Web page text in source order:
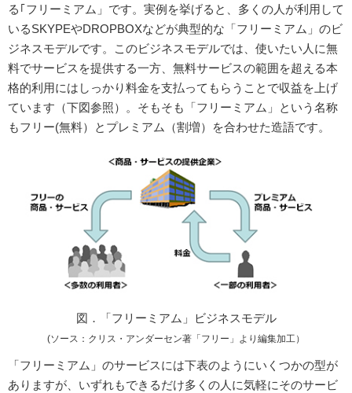
る｢フリーミアム」です。実例を挙げると、多くの人が利用して
いるSKYPEやDROPBOXなどが典型的な「フリーミアム」のビ
ジネスモデルです。このビジネスモデルでは、使いたい人に無
料でサービスを提供する一方、無料サービスの範囲を超える本
格的利用にはしっかり料金を支払ってもらうことで収益を上げ
ています（下図参照）。そもそも「フリーミアム」という名称
もフリー(無料）とプレミアム（割増）を合わせた造語です。
図．「フリーミアム」ビジネスモデル
(ソース：クリス・アンダーセン著「フリー」より編集加工）
「フリーミアム」のサービスには下表のようにいくつかの型が
ありますが、いずれもできるだけ多くの人に気軽にそのサービ